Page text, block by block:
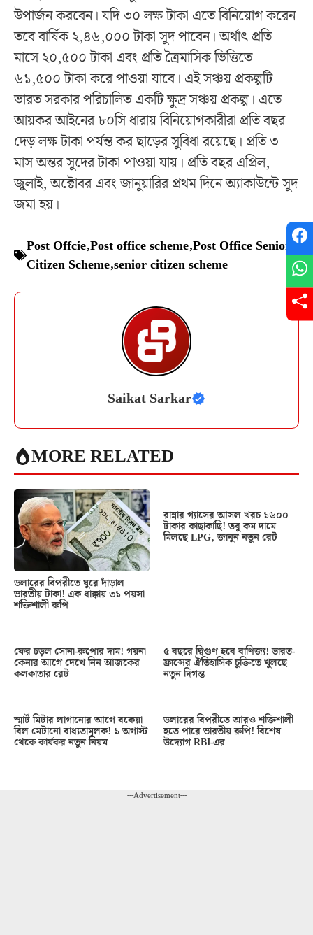
উপার্জন করবেন। যদি ৩০ লক্ষ টাকা এতে বিনিয়োগ করেন
তবে বার্ষিক ২,৪৬,০০০ টাকা সুদ পাবেন। অর্থাৎ প্রতি
মাসে ২০,৫০০ টাকা এবং প্রতি ত্রৈমাসিক ভিত্তিতে
৬১,৫০০ টাকা করে পাওয়া যাবে। এই সঞ্চয় প্রকল্পটি
ভারত সরকার পরিচালিত একটি ক্ষুদ্র সঞ্চয় প্রকল্প। এতে
আয়কর আইনের ৮০সি ধারায় বিনিয়োগকারীরা প্রতি বছর
দেড় লক্ষ টাকা পর্যন্ত কর ছাড়ের সুবিধা রয়েছে। প্রতি ৩
মাস অন্তর সুদের টাকা পাওয়া যায়। প্রতি বছর এপ্রিল,
জুলাই, অক্টোবর এবং জানুয়ারির প্রথম দিনে অ্যাকাউন্টে সুদ
জমা হয়।
Post Offcie,Post office scheme,Post Office Senior
Citizen Scheme,senior citizen scheme
Saikat Sarkar
MORE RELATED
ডলারের বিপরীতে ঘুরে দাঁড়াল
ভারতীয় টাকা! এক ধাক্কায় ৩১ পয়সা
শক্তিশালী রুপি
রান্নার গ্যাসের আসল খরচ ১৬০০
টাকার কাছাকাছি! তবু কম দামে
মিলছে LPG, জানুন নতুন রেট
ফের চড়ল সোনা-রুপোর দাম! গয়না
কেনার আগে দেখে নিন আজকের
কলকাতার রেট
৫ বছরে দ্বিগুণ হবে বাণিজ্য! ভারত-
ফ্রান্সের ঐতিহাসিক চুক্তিতে খুলছে
নতুন দিগন্ত
স্মার্ট মিটার লাগানোর আগে বকেয়া
বিল মেটানো বাধ্যতামূলক! ১ অগাস্ট
থেকে কার্যকর নতুন নিয়ম
ডলারের বিপরীতে আরও শক্তিশালী
হতে পারে ভারতীয় রুপি! বিশেষ
উদ্যোগ RBI-এর
---Advertisement---